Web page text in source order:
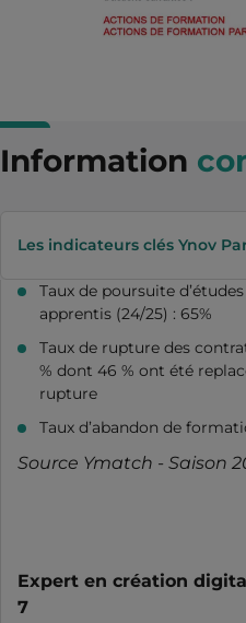
Information
Les indicateurs clés Ynov
Taux de poursuite
apprentis (24/25) : 65%
Taux de rupture des
% dont 46 % ont été
rupture
Taux d’abandon de
Source Ymatch - Saison
Expert en création
7